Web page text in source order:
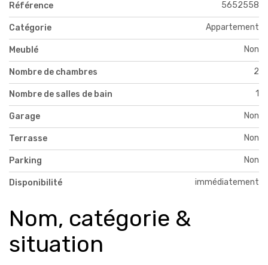
Référence 5652558
Catégorie Appartement
Meublé Non
Nombre de chambres 2
Nombre de salles de bain 1
Garage Non
Terrasse Non
Parking Non
Disponibilité immédiatement
Nom, catégorie &
situation